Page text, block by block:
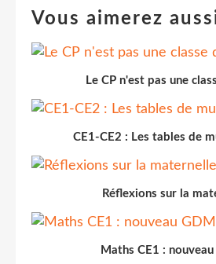
Vous aimerez
Le CP n'est pas une
CE1-CE2 : Les tables de
Réflexions sur la
Maths CE1 :